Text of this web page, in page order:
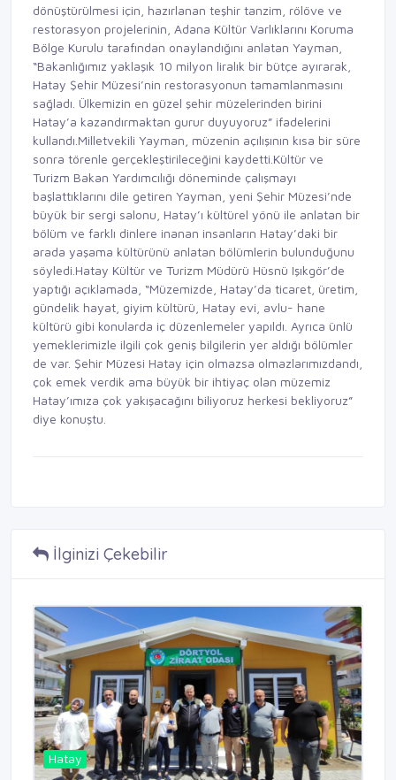
dönüştürülmesi için, hazırlanan teşhir tanzim, rölöve ve
restorasyon projelerinin, Adana Kültür Varlıklarını Koruma
Bölge Kurulu tarafından onaylandığını anlatan Yayman,
“Bakanlığımız yaklaşık 10 milyon liralık bir bütçe ayırarak,
Hatay Şehir Müzesi’nin restorasyonun tamamlanmasını
sağladı. Ülkemizin en güzel şehir müzelerinden birini
Hatay’a kazandırmaktan gurur duyuyoruz” ifadelerini
kullandı.Milletvekili Yayman, müzenin açılışının kısa bir süre
sonra törenle gerçekleştirileceğini kaydetti.Kültür ve
Turizm Bakan Yardımcılığı döneminde çalışmayı
başlattıklarını dile getiren Yayman, yeni Şehir Müzesi’nde
büyük bir sergi salonu, Hatay’ı kültürel yönü ile anlatan bir
bölüm ve farklı dinlere inanan insanların Hatay’daki bir
arada yaşama kültürünü anlatan bölümlerin bulunduğunu
söyledi.Hatay Kültür ve Turizm Müdürü Hüsnü Işıkgör’de
yaptığı açıklamada, “Müzemizde, Hatay’da ticaret, üretim,
gündelik hayat, giyim kültürü, Hatay evi, avlu- hane
kültürü gibi konularda iç düzenlemeler yapıldı. Ayrıca ünlü
yemeklerimizle ilgili çok geniş bilgilerin yer aldığı bölümler
de var. Şehir Müzesi Hatay için olmazsa olmazlarımızdandı,
çok emek verdik ama büyük bir ihtiyaç olan müzemiz
Hatay’ımıza çok yakışacağını biliyoruz herkesi bekliyoruz”
diye konuştu.
İlginizi Çekebilir
Hatay